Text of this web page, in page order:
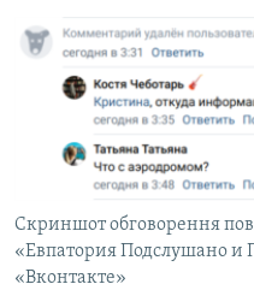
Скриншот обговорення
«Евпатория Подслушано и
«Вконтакте»